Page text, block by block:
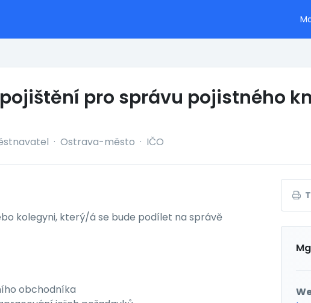
pro správu pojistného
· Ostrava-město · IČO
kolegyni, který/á se bude podílet na správě
obchodníka